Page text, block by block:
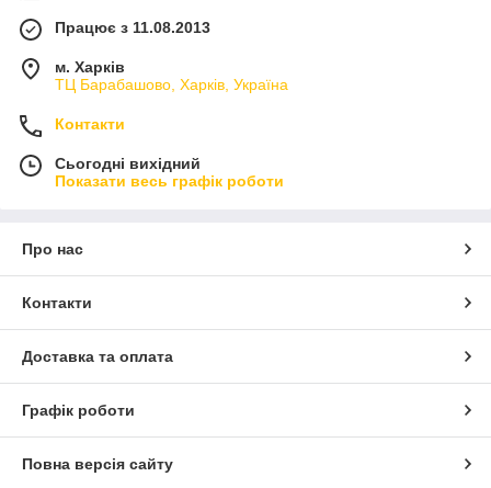
Працює з 11.08.2013
м. Харків
ТЦ Барабашово, Харків, Україна
Контакти
Сьогодні вихідний
Показати весь графік роботи
Про нас
Контакти
Доставка та оплата
Графік роботи
Повна версія сайту